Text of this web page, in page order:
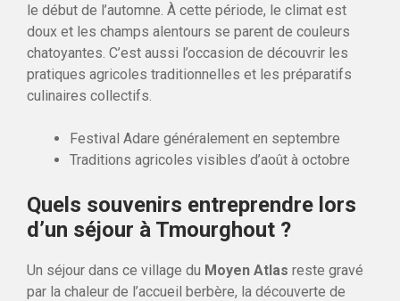
le début de l’automne. À cette période, le climat est
doux et les champs alentours se parent de couleurs
chatoyantes. C’est aussi l’occasion de découvrir les
pratiques agricoles traditionnelles et les préparatifs
culinaires collectifs.
Festival Adare généralement en septembre
Traditions agricoles visibles d’août à octobre
Quels souvenirs entreprendre lors
d’un séjour à Tmourghout ?
Un séjour dans ce village du Moyen Atlas reste gravé
par la chaleur de l’accueil berbère, la découverte de